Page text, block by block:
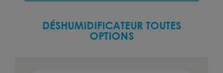
DÉSHUMIDIFICATEUR TOUTES
OPTIONS